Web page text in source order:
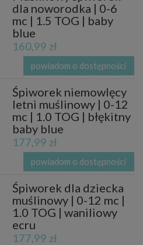
dla noworodka | 0-6
mc | 1.5 TOG | baby
blue
160,99 zł
powiadom o dostępności
Śpiworek niemowlęcy
letni muślinowy | 0-12
mc | 1.0 TOG | błękitny
baby blue
177,99 zł
powiadom o dostępności
Śpiworek dla dziecka
muślinowy | 0-12 mc |
1.0 TOG | waniliowy
ecru
177,99 zł